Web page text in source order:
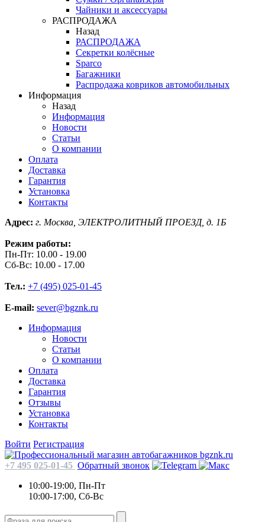
Чайники и аксессуары
РАСПРОДАЖА
Назад
РАСПРОДАЖА
Секретки колёсные
Sparco
Багажники
Распродажа ковриков автомобильных
Информация
Назад
Информация
Новости
Статьи
О компании
Оплата
Доставка
Гарантия
Установка
Контакты
Адрес: г. Москва, ЭЛЕКТРОЛИТНЫЙ ПРОЕЗД, д. 1Б
Режим работы:
Пн-Пт: 10.00 - 19.00
Сб-Вс: 10.00 - 17.00
Тел.: +7 (495) 025-01-45
E-mail: sever@bgznk.ru
Информация
Новости
Статьи
О компании
Оплата
Доставка
Гарантия
Отзывы
Установка
Контакты
Войти Регистрация
+7 495 025-01-45 Обратный звонок
10:00-19:00, Пн-Пт
10:00-17:00, Сб-Вс